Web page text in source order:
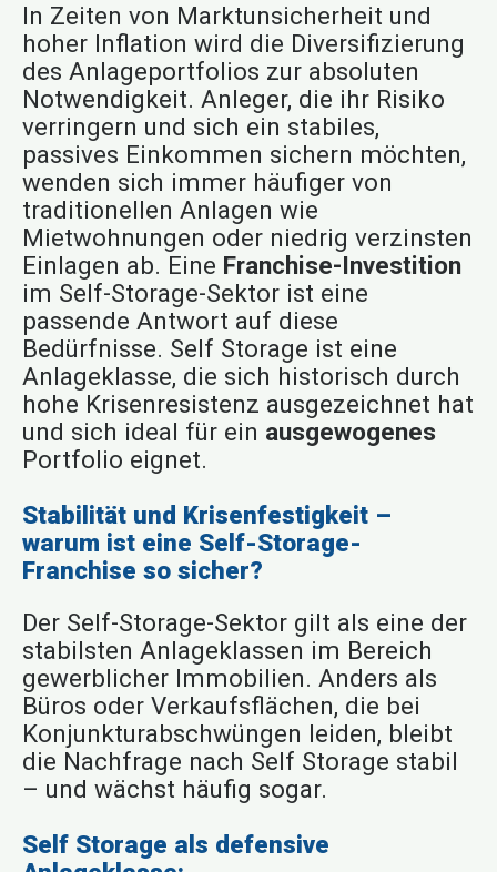
In Zeiten von Marktunsicherheit und
hoher Inflation wird die Diversifizierung
des Anlageportfolios zur absoluten
Notwendigkeit. Anleger, die ihr Risiko
verringern und sich ein stabiles,
passives Einkommen sichern möchten,
wenden sich immer häufiger von
traditionellen Anlagen wie
Mietwohnungen oder niedrig verzinsten
Einlagen ab. Eine Franchise-Investition
im Self-Storage-Sektor ist eine
passende Antwort auf diese
Bedürfnisse. Self Storage ist eine
Anlageklasse, die sich historisch durch
hohe Krisenresistenz ausgezeichnet hat
und sich ideal für ein ausgewogenes
Portfolio eignet.
Stabilität und Krisenfestigkeit –
warum ist eine Self-Storage-
Franchise so sicher?
Der Self-Storage-Sektor gilt als eine der
stabilsten Anlageklassen im Bereich
gewerblicher Immobilien. Anders als
Büros oder Verkaufsflächen, die bei
Konjunkturabschwüngen leiden, bleibt
die Nachfrage nach Self Storage stabil
– und wächst häufig sogar.
Self Storage als defensive